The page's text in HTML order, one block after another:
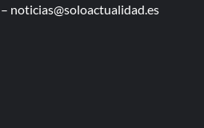
– noticias@soloactualidad.es